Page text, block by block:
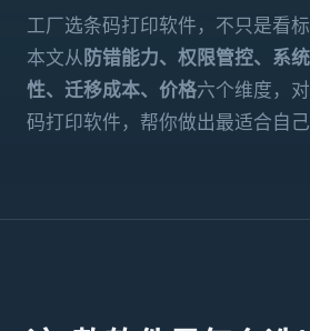
工厂选条码打印软件，不只是看标
本文从防错能力、权限管控、系
性、迁移成本、价格六个维度，
码打印软件，帮你做出最适合自己